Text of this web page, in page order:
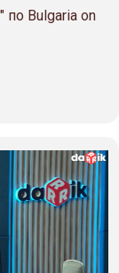
по Bulgaria on